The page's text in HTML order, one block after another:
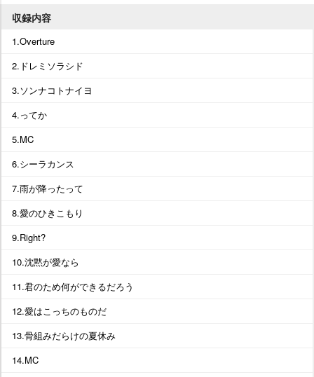
収録内容
1.Overture
2.ドレミソラシド
3.ソンナコトナイヨ
4.ってか
5.MC
6.シーラカンス
7.雨が降ったって
8.愛のひきこもり
9.Right?
10.沈黙が愛なら
11.君のため何ができるだろう
12.愛はこっちのものだ
13.骨組みだらけの夏休み
14.MC